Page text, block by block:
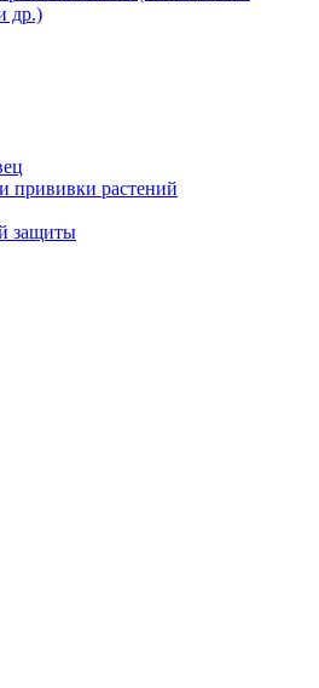
др.)
прививки растений
защиты